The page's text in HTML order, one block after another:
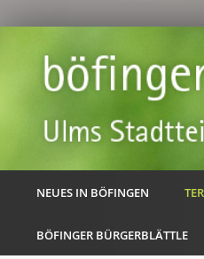
NEUES IN BÖFINGEN
BÖFINGER BÜRGERBLÄTTLE